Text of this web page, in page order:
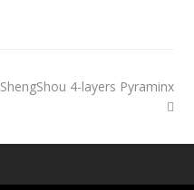
ShengShou 4-layers Pyraminx